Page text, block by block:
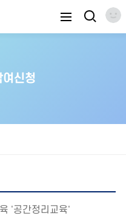
신청
'공간정리교육'